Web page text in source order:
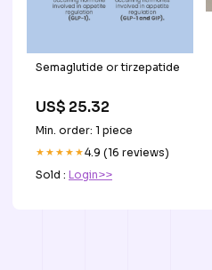
Semaglutide or tirzepatide
US$ 25.32
Min. order: 1 piece
★★★★★4.9 (16 reviews)
Sold : Login>>